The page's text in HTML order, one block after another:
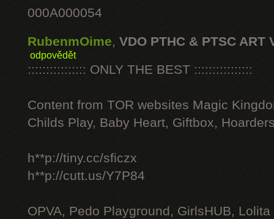
000A000054
RubenmOime, VDO PTHC & PTSC ART
odpovědět
:::::::::::::::: ONLY THE BEST ::::::::::::::::
Content from TOR websites Magic
Childs Play, Baby Heart, Giftbox,
h**p://tiny.cc/sficzx
h**p://cutt.us/Y7P84
OPVA, Pedo Playground, GirlsHUB, Lolita